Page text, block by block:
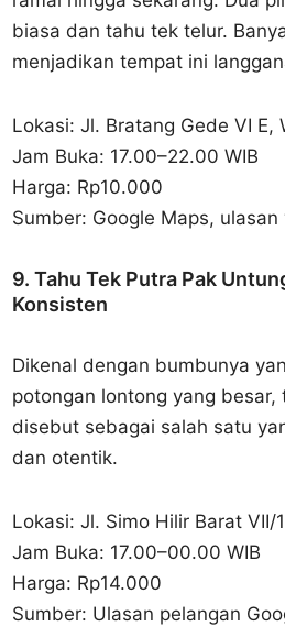
biasa dan tahu tek telur.
menjadikan tempat ini
Lokasi: Jl. Bratang Gede VI E,
Jam Buka: 17.00–22.00 WIB
Harga: Rp10.000
Sumber: Google Maps, ulasan
9. Tahu Tek Putra Pak
Konsisten
Dikenal dengan bumbunya
potongan lontong yang besar,
disebut sebagai salah satu
dan otentik.
Lokasi: Jl. Simo Hilir Barat VII/
Jam Buka: 17.00–00.00 WIB
Harga: Rp14.000
Sumber: Ulasan pelangan